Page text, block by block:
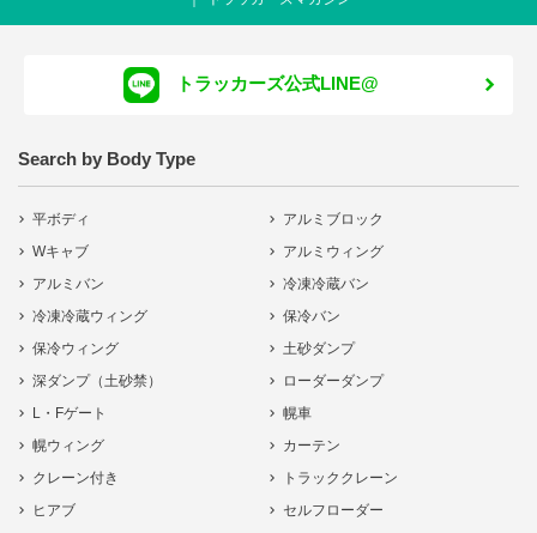
トラッカーズ公式LINE@
Search by Body Type
平ボディ
アルミブロック
Wキャブ
アルミウィング
アルミバン
冷凍冷蔵バン
冷凍冷蔵ウィング
保冷バン
保冷ウィング
土砂ダンプ
深ダンプ（土砂禁）
ローダーダンプ
L・Fゲート
幌車
幌ウィング
カーテン
クレーン付き
トラッククレーン
ヒアブ
セルフローダー